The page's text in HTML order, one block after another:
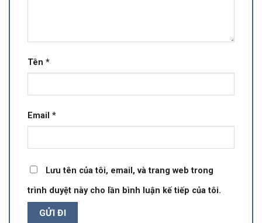
Tên *
Email *
Lưu tên của tôi, email, và trang web trong
trình duyệt này cho lần bình luận kế tiếp của tôi.